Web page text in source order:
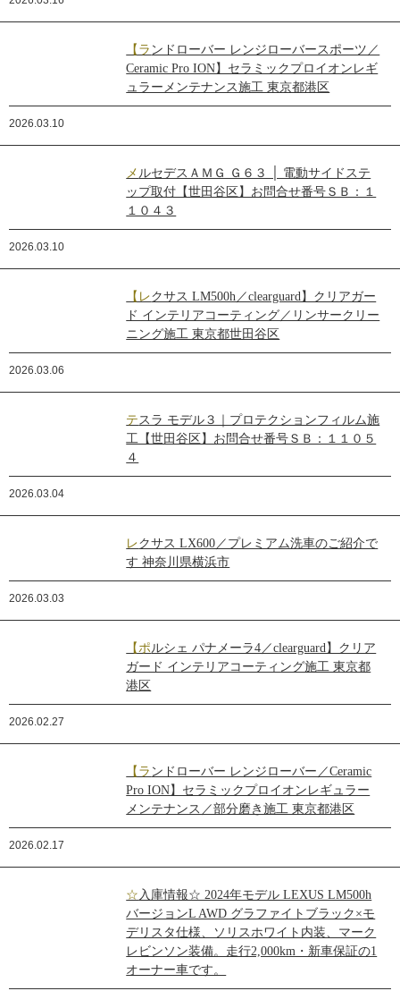
【ランドローバー レンジローバースポーツ／
Ceramic Pro ION】セラミックプロイオンレギ
ュラーメンテナンス施工 東京都港区
2026.03.10
メルセデスＡＭＧ Ｇ６３ │ 電動サイドステ
ップ取付【世田谷区】お問合せ番号ＳＢ：１
１０４３
2026.03.10
【レクサス LM500h／clearguard】クリアガー
ド インテリアコーティング／リンサークリー
ニング施工 東京都世田谷区
2026.03.06
テスラ モデル３｜プロテクションフィルム施
工【世田谷区】お問合せ番号ＳＢ：１１０５
４
2026.03.04
レクサス LX600／プレミアム洗車のご紹介で
す 神奈川県横浜市
2026.03.03
【ポルシェ パナメーラ4／clearguard】クリア
ガード インテリアコーティング施工 東京都
港区
2026.02.27
【ランドローバー レンジローバー／Ceramic
Pro ION】セラミックプロイオンレギュラー
メンテナンス／部分磨き施工 東京都港区
2026.02.17
☆入庫情報☆ 2024年モデル LEXUS LM500h
バージョンL AWD グラファイトブラック×モ
デリスタ仕様、ソリスホワイト内装、マーク
レビンソン装備。走行2,000km・新車保証の1
オーナー車です。